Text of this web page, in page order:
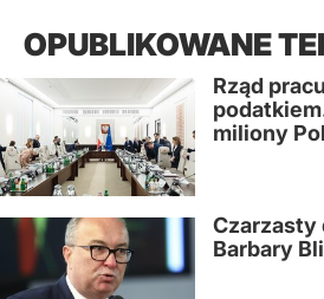
OPUBLIKOWANE
Rząd
miliony
Czarzasty
Barbary